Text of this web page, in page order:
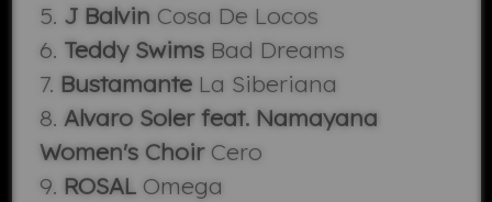
5. J Balvin Cosa De Locos
6. Teddy SwimsBad Dreams
7. BustamanteLa Siberiana
8. Alvaro Soler feat. Namayana
Women's ChoirCero
9. ROSALOmega